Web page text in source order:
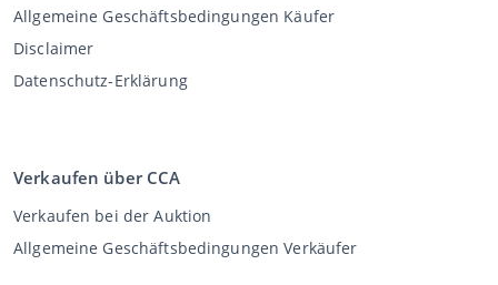
Allgemeine Geschäftsbedingungen Käufer
Disclaimer
Datenschutz-Erklärung
Verkaufen über CCA
Verkaufen bei der Auktion
Allgemeine Geschäftsbedingungen Verkäufer